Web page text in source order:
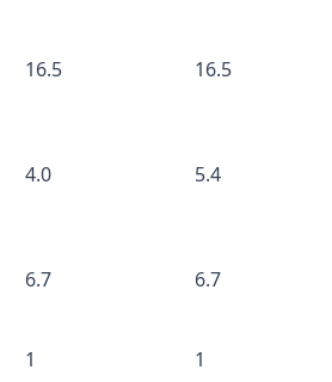
16.5 16.5
4.0 5.4
6.7 6.7
1
1